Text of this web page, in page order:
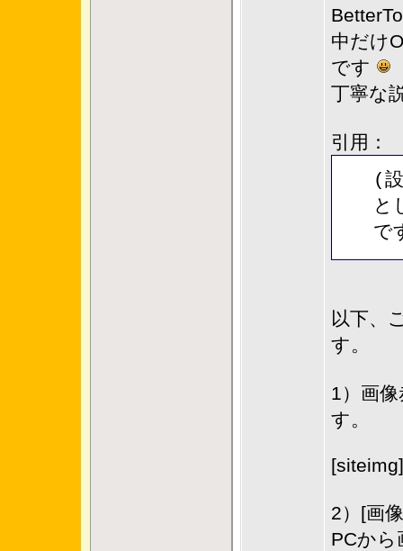
中だけ
です
丁寧な
引用：
(
と
で
以下、
す。
1）画
す。
2）[画
PCか